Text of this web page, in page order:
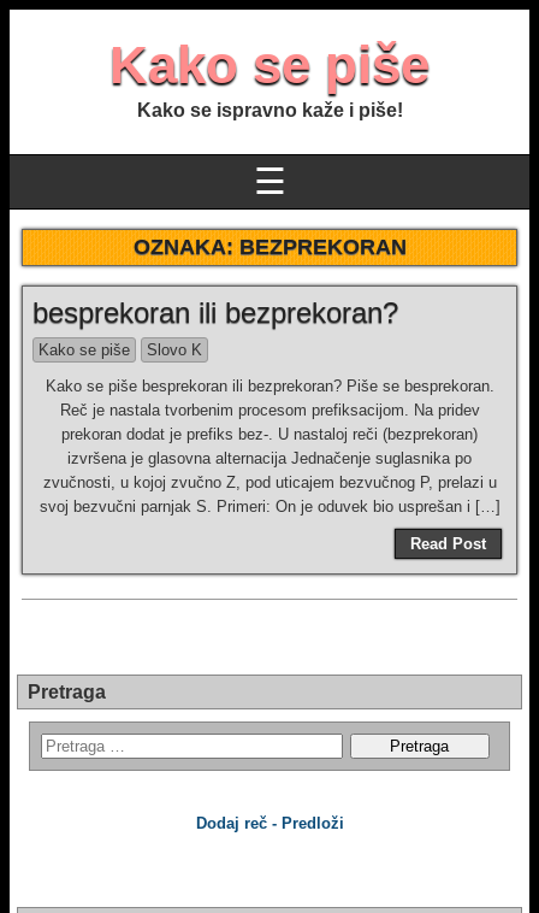
Kako se piše
Kako se ispravno kaže i piše!
☰
OZNAKA:BEZPREKORAN
besprekoran ili bezprekoran?
Kako se piše
Slovo K
Kako se piše besprekoran ili bezprekoran? Piše se besprekoran.
Reč je nastala tvorbenim procesom prefiksacijom. Na pridev
prekoran dodat je prefiks bez-. U nastaloj reči (bezprekoran)
izvršena je glasovna alternacija Jednačenje suglasnika po
zvučnosti, u kojoj zvučno Z, pod uticajem bezvučnog P, prelazi u
svoj bezvučni parnjak S. Primeri: On je oduvek bio usprešan i […]
Read Post
Pretraga
Dodaj reč - Predloži